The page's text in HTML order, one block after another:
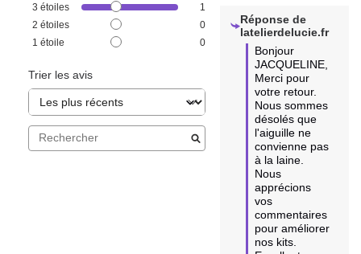
3 étoiles
1
2 étoiles
0
1 étoile 0
Trier les avis
Réponse de
latelierdelucie.fr
Bonjour
JACQUELINE,
Merci pour
votre retour.
Nous sommes
désolés que
l'aiguille ne
convienne pas
à la laine.
Nous
apprécions
vos
commentaires
pour améliorer
nos kits.